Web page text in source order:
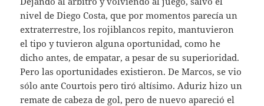
nivel de Diego Costa, que por momentos parecía un
extraterrestre, los rojiblancos repito, mantuvieron
el tipo y tuvieron alguna oportunidad, como he
dicho antes, de empatar, a pesar de su superioridad.
Pero las oportunidades existieron. De Marcos, se vio
sólo ante Courtois pero tiró altísimo. Aduriz hizo un
remate de cabeza de gol, pero de nuevo apareció el